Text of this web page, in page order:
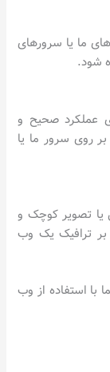
ما یا سرورهای
شود.
عملکرد صحیح و
روی سرور ما یا
تصویر کوچک و
ترافیک یک وب
با استفاده از وب